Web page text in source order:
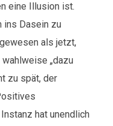
eine Illusion ist.
ins Dasein zu
als jetzt,
wahlweise „dazu
zu spät, der
hat unendlich